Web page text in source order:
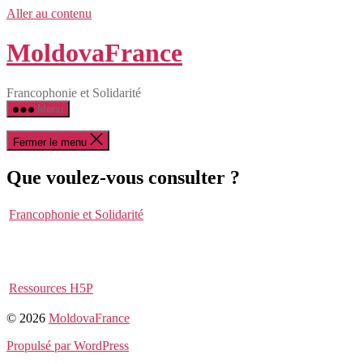
Aller au contenu
MoldovaFrance
Francophonie et Solidarité
Menu
Fermer le menu
Que voulez-vous consulter ?
Francophonie et Solidarité
Ressources H5P
© 2026 MoldovaFrance
Propulsé par WordPress